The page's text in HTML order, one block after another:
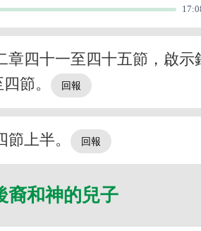
四十一至四十五節，啟
節。
節上半。
裔和神的兒子